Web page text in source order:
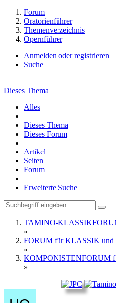
Forum
Oratorienführer
Themenverzeichnis
Opernführer
Anmelden oder registrieren
Suche
Dieses Thema
Alles
Dieses Thema
Dieses Forum
Artikel
Seiten
Forum
Erweiterte Suche
TAMINO-
»
FORUM für KLASSIK
»
KOMPONISTENFORUM
»